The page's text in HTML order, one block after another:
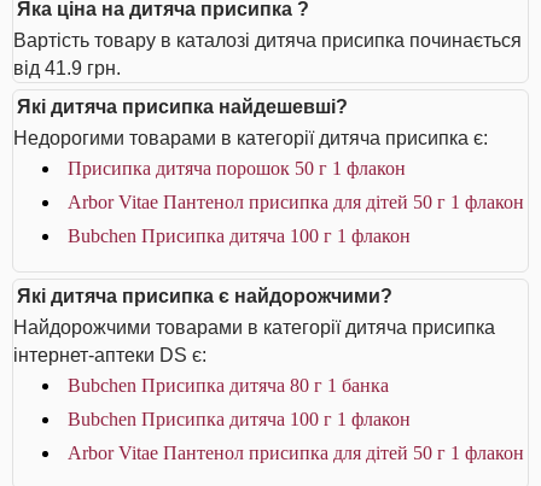
Яка ціна на дитяча присипка ?
Вартість товару в каталозі дитяча присипка починається
від 41.9 грн.
Які дитяча присипка найдешевші?
Недорогими товарами в категорії дитяча присипка є:
Присипка дитяча порошок 50 г 1 флакон
Arbor Vitae Пантенол присипка для дітей 50 г 1 флакон
Bubchen Присипка дитяча 100 г 1 флакон
Які дитяча присипка є найдорожчими?
Найдорожчими товарами в категорії дитяча присипка
інтернет-аптеки DS є:
Bubchen Присипка дитяча 80 г 1 банка
Bubchen Присипка дитяча 100 г 1 флакон
Arbor Vitae Пантенол присипка для дітей 50 г 1 флакон